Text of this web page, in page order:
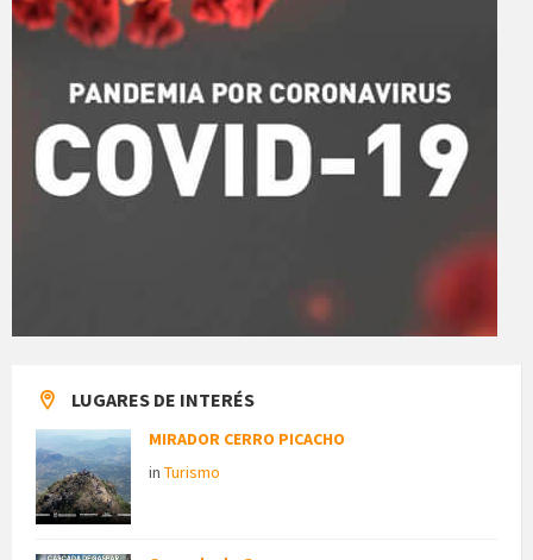
LUGARES DE INTERÉS
MIRADOR CERRO PICACHO
in Turismo